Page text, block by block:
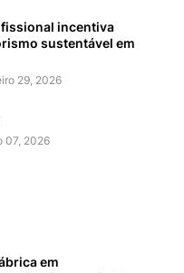
incentiva
sustentável em
29, 2026
07, 2026
em